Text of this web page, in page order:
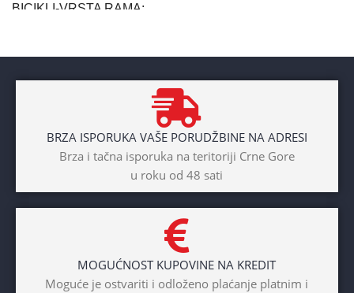
BICIKLI-VRSTA RAMA
Unisex
BICIKLI-TIP RAMA
BRZA ISPORUKA VAŠE PORUDŽBINE NA ADRESI
Brza i tačna isporuka na teritoriji Crne Gore
u roku od 48 sati
MOGUĆNOST KUPOVINE NA KREDIT
Moguće je ostvariti i odloženo plaćanje platnim i